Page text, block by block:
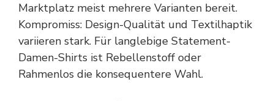
Marktplatz meist mehrere Varianten bereit.
Kompromiss: Design-Qualität und Textilhaptik
variieren stark. Für langlebige Statement-
Damen-Shirts ist Rebellenstoff oder
Rahmenlos die konsequentere Wahl.